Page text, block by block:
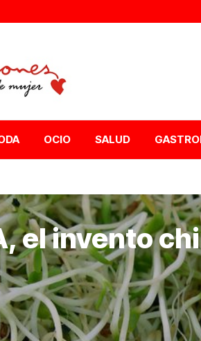
OCIO SALUD
el invento